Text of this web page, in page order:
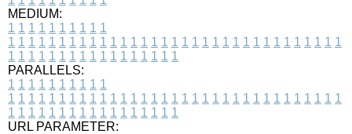
MEDIUM:
1 1 1 1 1 1 1 1 1 1
1 1 1 1 1 1 1 1 1 1 1 1 1 1 1 1 1 1 1 1 1 1 1 1 1 1 1 1 1 1 1 1 1
1 1 1 1 1 1 1 1 1 1 1 1 1 1 1 1 1
PARALLELS:
1 1 1 1 1 1 1 1 1 1
1 1 1 1 1 1 1 1 1 1 1 1 1 1 1 1 1 1 1 1 1 1 1 1 1 1 1 1 1 1 1 1 1
1 1 1 1 1 1 1 1 1 1 1 1 1 1 1 1 1
URL PARAMETER: